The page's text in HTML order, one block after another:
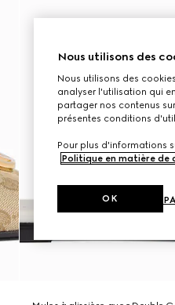
Nous utilisons des
Nous utilisons des
analyser l'utilisation qui
partager nos contenus
présentes conditions
Pour plus d'informations
Politique en matière de
OK